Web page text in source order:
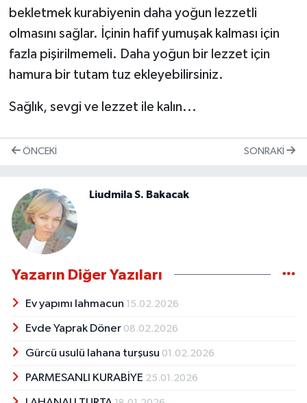
bekletmek kurabiyenin daha yoğun lezzetli
olmasını sağlar. İçinin hafif yumuşak kalması için
fazla pişirilmemeli. Daha yoğun bir lezzet için
hamura bir tutam tuz ekleyebilirsiniz.
Sağlık, sevgi ve lezzet ile kalın...
ÖNCEKI SONRAKI
Liudmila S. Bakacak
Yazarın Diğer Yazıları
Ev yapımı lahmacun 15.02.2026
Evde Yaprak Döner 08.02.2026
Gürcü usulü lahana turşusu 01.02.2026
PARMESANLI KURABİYE 25.01.2026